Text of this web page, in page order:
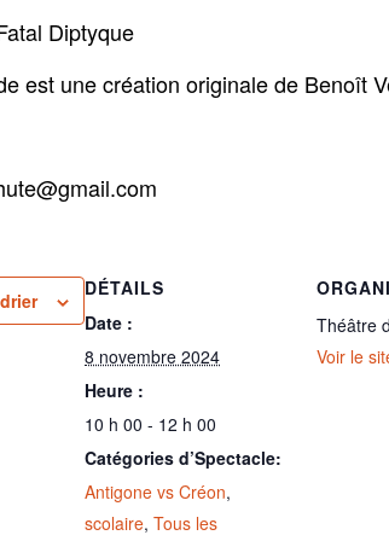
Diptyque
est une création originale de Benoît
DÉTAILS
Date :
8 novembre 2024
Heure :
10 h 00 - 12 h 00
Catégories d’Spectacle:
Antigone vs Créon,
scolaire, Tous les
Théâtre
Voir le